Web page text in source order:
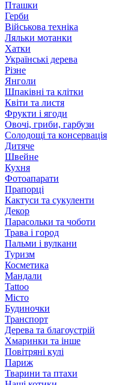
Пташки
Герби
Військова техніка
Ляльки мотанки
Хатки
Українські дерева
Різне
Янголи
Шпаківні та клітки
Квіти та листя
Фрукти і ягоди
Овочі, гриби, гарбузи
Солодощі та консервація
Дитяче
Швейне
Кухня
Фотоапарати
Прапорці
Кактуси та сукуленти
Декор
Парасольки та чоботи
Трава і город
Пальми і вулкани
Туризм
Косметика
Мандали
Tattoo
Місто
Будиночки
Транспорт
Дерева та благоустрій
Хмаринки та інше
Повітряні кулі
Париж
Тварини та птахи